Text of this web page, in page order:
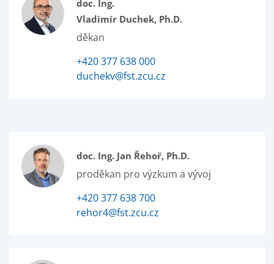
doc. Ing.
Vladimír Duchek, Ph.D.
děkan
+420 377 638 000
duchekv@fst.zcu.cz
doc. Ing. Jan Řehoř, Ph.D.
proděkan pro výzkum a vývoj
+420 377 638 700
rehor4@fst.zcu.cz